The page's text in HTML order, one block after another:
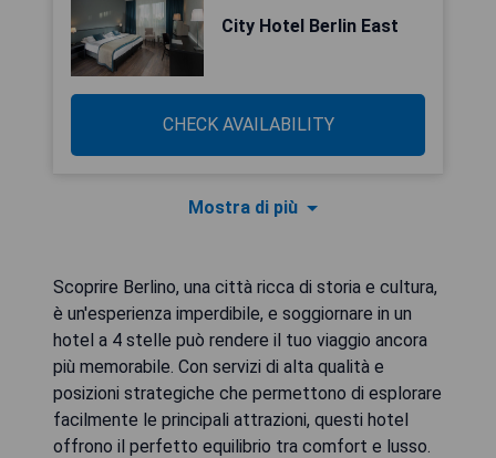
City Hotel Berlin East
CHECK AVAILABILITY
Mostra di più
Scoprire Berlino, una città ricca di storia e cultura,
è un'esperienza imperdibile, e soggiornare in un
hotel a 4 stelle può rendere il tuo viaggio ancora
più memorabile. Con servizi di alta qualità e
posizioni strategiche che permettono di esplorare
facilmente le principali attrazioni, questi hotel
offrono il perfetto equilibrio tra comfort e lusso.